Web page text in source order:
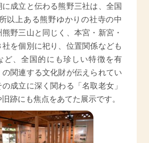
に成立と伝わる熊野三社は、全国
以上ある熊野ゆかりの社寺の中
熊野三山と同じく、本宮・新宮・
社を個別に祀り、位置関係なども
ど、全国的にも珍しい特徴を有
の関連する文化財が伝えられてい
の成立に深く関わる「名取老女」
跡にも焦点をあてた展示です。